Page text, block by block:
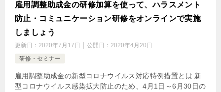
雇用調整助成金の研修加算を使って、ハラスメント
防止・コミュニケーション研修をオンラインで実施
しましょう
更新日： 2020年7月17日 公開日： 2020年4月20日
研修・セミナー
雇用調整助成金の新型コロナウイルス対応特例措置とは 新
型コロナウイルス感染拡大防止のため、4月1日～6月30日の